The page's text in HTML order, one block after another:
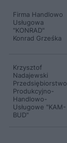
Firma Handlowo
Usługowa
"KONRAD"
Konrad Grześka
Krzysztof
Nadajewski
Przedsiębiorstwo
Produkcyjno-
Handlowo-
Usługowe "KAM-
BUD"